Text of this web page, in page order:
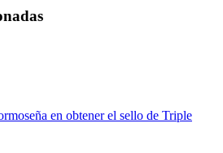
en obtener el sello de Triple